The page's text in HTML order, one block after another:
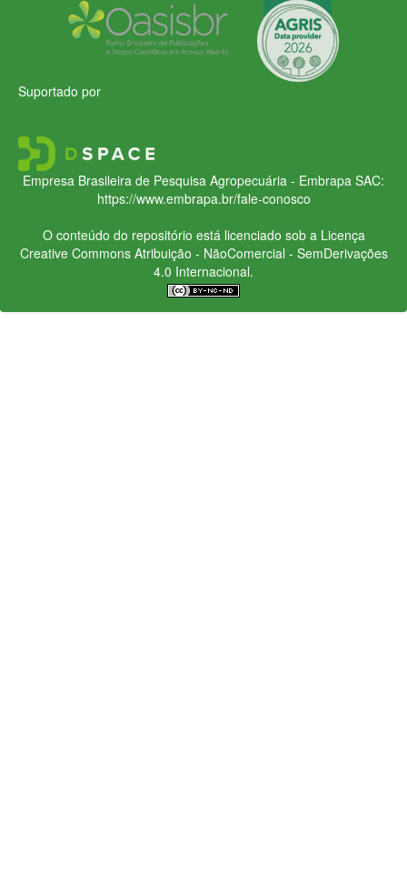
Suportado por
Empresa Brasileira de Pesquisa Agropecuária - Embrapa SAC:
https://www.embrapa.br/fale-conosco
O conteúdo do repositório está licenciado sob a Licença
Creative CommonsAtribuição - NãoComercial - SemDerivações
4.0 Internacional.